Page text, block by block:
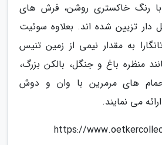
رنگ خاکستری روشن، فرش های
تزیین شده اند. بعلاوه سوئیت
به مقدار نیمی از زمین تنیس
منظره باغ و جنگل، بالکن بزرگ،
های مرمرین با وان و دوش
می نمایند.